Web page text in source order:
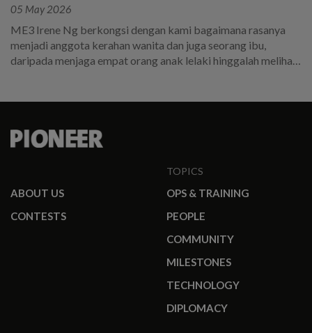
05 May 2026
ME3 Irene Ng berkongsi dengan kami bagaimana rasanya
menjadi anggota kerahan wanita dan juga seorang ibu,
daripada menjaga empat orang anak lelaki hinggalah melihat
ABOUT US
CONTESTS
TOPICS
OPS & TRAINING
PEOPLE
COMMUNITY
MILESTONES
TECHNOLOGY
DIPLOMACY